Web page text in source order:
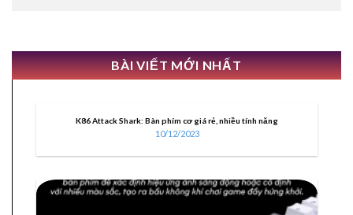
BÀI VIẾT MỚI NHẤT
K86 Attack Shark: Bàn phím cơ giá rẻ, nhiều tính năng
10/12/2023